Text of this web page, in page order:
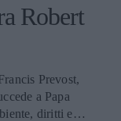
Robert
Prevost,
a Papa
diritti e